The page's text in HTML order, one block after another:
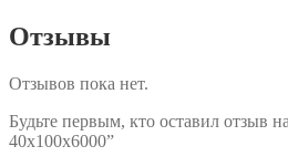
Отзывы
Отзывов пока нет.
Будьте первым, кто оставил отзыв
40х100х6000”